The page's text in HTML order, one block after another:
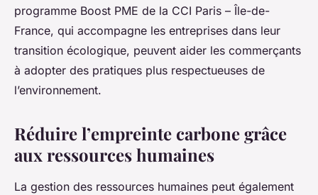
programme Boost PME de la CCI Paris – Île-de-
France, qui accompagne les entreprises dans leur
transition écologique, peuvent aider les commerçants
à adopter des pratiques plus respectueuses de
l’environnement.
Réduire l’empreinte carbone grâce
aux ressources humaines
La gestion des ressources humaines peut également